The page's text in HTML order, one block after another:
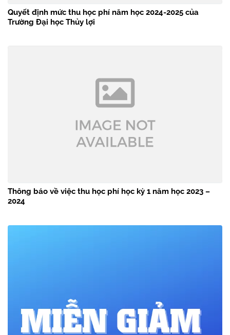
Quyết định mức thu học phí năm học 2024-2025 của
Trường Đại học Thủy lợi
Thông báo về việc thu học phí học kỳ 1 năm học 2023 –
2024